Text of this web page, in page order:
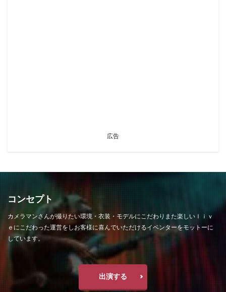
広告
コンセプト
カメラマンさんが撮りたい環境・衣装・モデルにこだわりまた楽しいｌｉｖ
ｅにこだわった運営をしお客様に喜んでいただけるイベンターをモットーに
しています。
出演する